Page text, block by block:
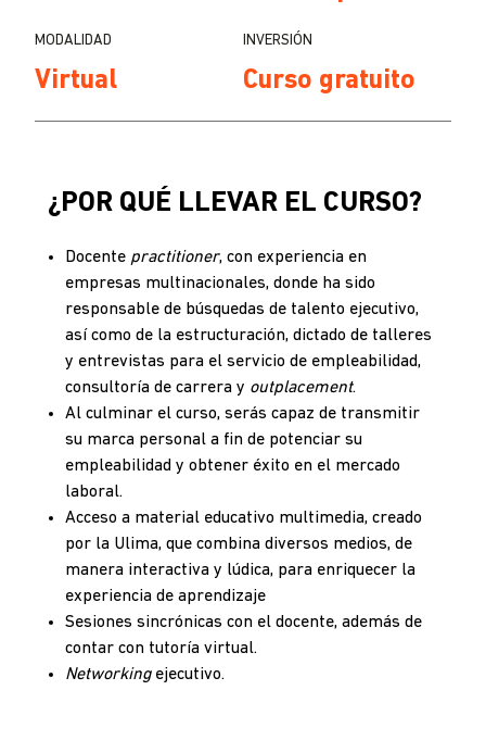
MODALIDAD
Virtual
INVERSIÓN
Curso gratuito
¿POR QUÉ LLEVAR EL CURSO?
Docente practitioner, con experiencia en
empresas multinacionales, donde ha sido
responsable de búsquedas de talento ejecutivo,
así como de la estructuración, dictado de talleres
y entrevistas para el servicio de empleabilidad,
consultoría de carrera y outplacement.
Al culminar el curso, serás capaz de transmitir
su marca personal a fin de potenciar su
empleabilidad y obtener éxito en el mercado
laboral.
Acceso a material educativo multimedia, creado
por la Ulima, que combina diversos medios, de
manera interactiva y lúdica, para enriquecer la
experiencia de aprendizaje
Sesiones sincrónicas con el docente, además de
contar con tutoría virtual.
Networking ejecutivo.